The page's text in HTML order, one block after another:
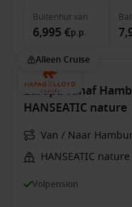
Buitenhutvan
6,995 €p.p.
Alleen Cruise
Europa vanaf
HANSEATIC nature
Van / Naar
HANSEATIC nature
Volpension